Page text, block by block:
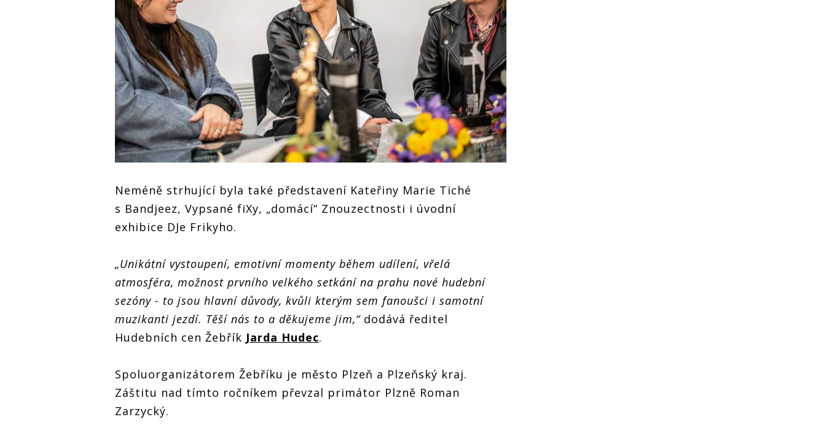
Neméně strhující byla také představení Kateřiny Marie Tiché
s Bandjeez, Vypsané fiXy, „domácí“ Znouzectnosti i úvodní
exhibice DJe Frikyho.
„Unikátní vystoupení, emotivní momenty během udílení, vřelá
atmosféra, možnost prvního velkého setkání na prahu nové hudební
sezóny - to jsou hlavní důvody, kvůli kterým sem fanoušci i samotní
muzikanti jezdí. Těší nás to a děkujeme jim,“dodává ředitel
Hudebních cen Žebřík Jarda Hudec.
Spoluorganizátorem Žebříku je město Plzeň a Plzeňský kraj.
Záštitu nad tímto ročníkem převzal primátor Plzně Roman
Zarzycký.